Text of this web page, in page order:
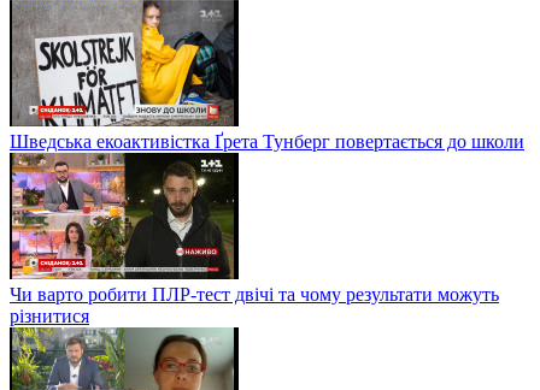
Шведська екоактивістка Ґрета Тунберг повертається до школи
Чи варто робити ПЛР-тест двічі та чому результати можуть
різнитися